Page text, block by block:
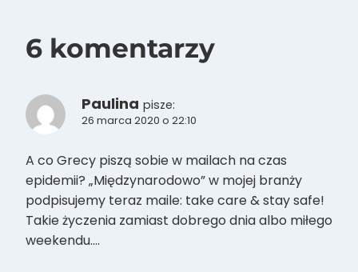
6 komentarzy
Paulina pisze:
26 marca 2020 o 22:10
A co Grecy piszą sobie w mailach na czas
epidemii? „Międzynarodowo” w mojej branży
podpisujemy teraz maile: take care & stay safe!
Takie życzenia zamiast dobrego dnia albo miłego
weekendu….